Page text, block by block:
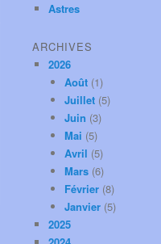
Astres
ARCHIVES
2026
Août (1)
Juillet (5)
Juin (3)
Mai (5)
Avril (5)
Mars (6)
Février (8)
Janvier (5)
2025